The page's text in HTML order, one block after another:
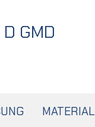
GMD
MATERIAL